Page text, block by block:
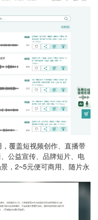
覆盖短视频创作、直播带
公益宣传、品牌短片、电
，2~5元便可商用、随片永